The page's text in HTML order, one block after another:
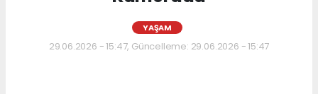
YAŞAM
29.06.2026 - 15:47, Güncelleme: 29.06.2026 - 15:47